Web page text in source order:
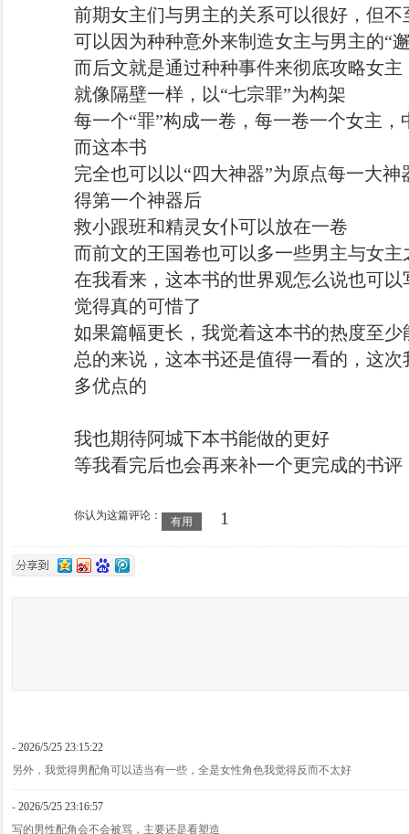
前期女主们与男主的关系可以很好，但
可以因为种种意外来制造女主与男主的“
而后文就是通过种种事件来彻底攻略女主
就像隔壁一样，以“七宗罪”为构架
每一个“罪”构成一卷，每一卷一个女主，
而这本书
完全也可以以“四大神器”为原点每一大
得第一个神器后
救小跟班和精灵女仆可以放在一卷
而前文的王国卷也可以多一些男主与女主
在我看来，这本书的世界观怎么说也可以
觉得真的可惜了
如果篇幅更长，我觉着这本书的热度至少
总的来说，这本书还是值得一看的，这
多优点的
我也期待阿城下本书能做的更好
等我看完后也会再来补一个更完成的书评
你认为这篇评论：
有用 1
- 2026/5/25 23:15:22
另外，我觉得男配角可以适当有一些，全是女性角色我觉得反而不太好
- 2026/5/25 23:16:57
写的男性配角会不会被骂，主要还是看塑造